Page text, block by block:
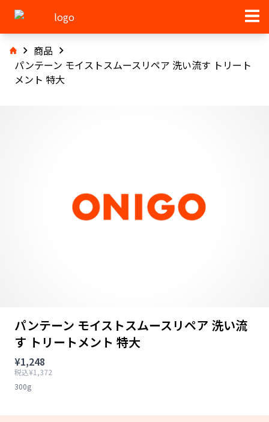
商品
パンテーン モイストスムースリペア 洗い流す トリート
メント 特大
パンテーン モイストスムースリペア 洗い流
す トリートメント 特大
¥1,248
税込¥1,372
300g